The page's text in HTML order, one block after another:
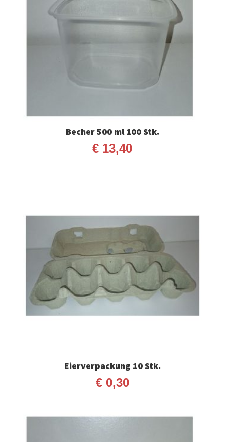
Becher 500 ml 100 Stk.
€ 13,40
Eierverpackung 10 Stk.
€0,30